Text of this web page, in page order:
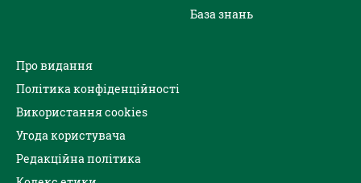
База знань
Про видання
Політика конфіденційності
Використання cookies
Угода користувача
Редакційна політика